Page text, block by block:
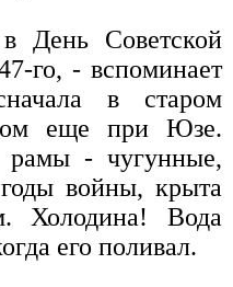
День Советской
го, - вспоминает
в старом
еще при Юзе.
- чугунные,
войны, крыта
Холодина! Вода
его поливал.